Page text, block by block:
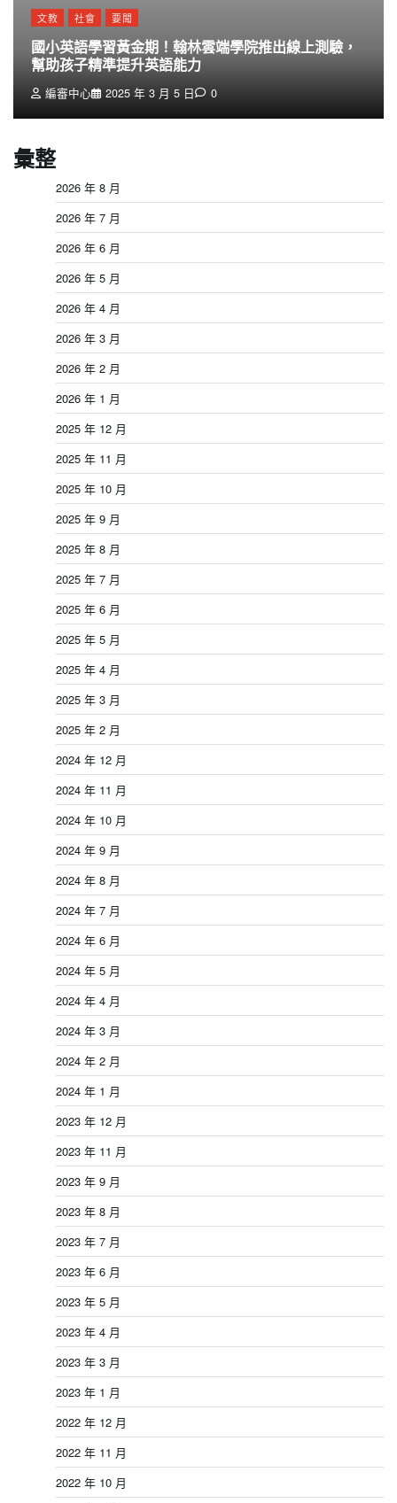
文教 社會 要聞
國小英語學習黃金期！翰林雲端學院推出線上測驗，
幫助孩子精準提升英語能力
編審中心 2025 年 3 月 5 日 0
彙整
2026 年 8 月
2026 年 7 月
2026 年 6 月
2026 年 5 月
2026 年 4 月
2026 年 3 月
2026 年 2 月
2026 年 1 月
2025 年 12 月
2025 年 11 月
2025 年 10 月
2025 年 9 月
2025 年 8 月
2025 年 7 月
2025 年 6 月
2025 年 5 月
2025 年 4 月
2025 年 3 月
2025 年 2 月
2024 年 12 月
2024 年 11 月
2024 年 10 月
2024 年 9 月
2024 年 8 月
2024 年 7 月
2024 年 6 月
2024 年 5 月
2024 年 4 月
2024 年 3 月
2024 年 2 月
2024 年 1 月
2023 年 12 月
2023 年 11 月
2023 年 9 月
2023 年 8 月
2023 年 7 月
2023 年 6 月
2023 年 5 月
2023 年 4 月
2023 年 3 月
2023 年 1 月
2022 年 12 月
2022 年 11 月
2022 年 10 月